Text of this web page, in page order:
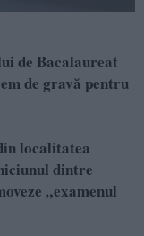
de Bacalaureat
de gravă pentru
localitatea
dintre
„examenul